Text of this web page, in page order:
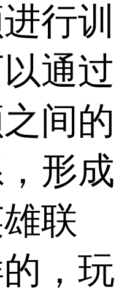
行训
通过
间的
形成
联
，玩